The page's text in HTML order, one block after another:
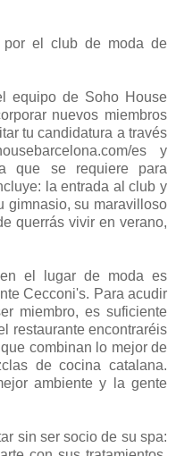
por el club de moda de
equipo de Soho House
nuevos miembros
tu candidatura a través
es y
que se requiere para
la entrada al club y
gimnasio, su maravilloso
querrás vivir en verano,
el lugar de moda es
Cecconi's. Para acudir
miembro, es suficiente
restaurante encontraréis
combinan lo mejor de
de cocina catalana.
ambiente y la gente
sin ser socio de su spa: